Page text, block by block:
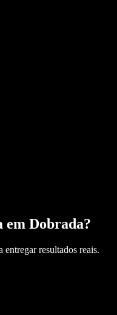
em Dobrada?
resultados reais.